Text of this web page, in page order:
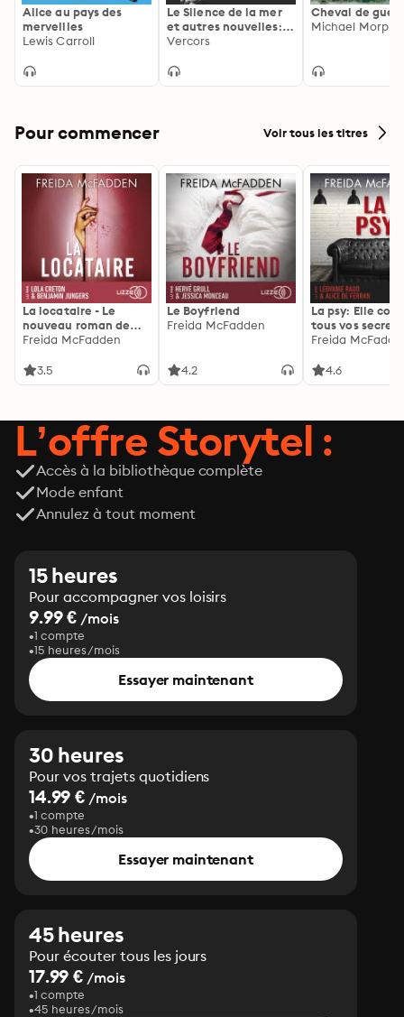
Alice au pays des
merveilles
Lewis Carroll
Le Silence de la mer
et autres nouvelles:
Suivi d'un entretien
fils de l'auteur
Vercors
Cheval de
Michael
Pour commencer Voir tous les titres
La locataire - Le
nouveau roman de
l'autrice de La femme
Freida McFadden
3.5
Le Boyfriend
Freida McFadden
4.2
La psy: Elle
tous vos
découvrez les
Freida
4.6
L’offre Storytel :
Accès à la bibliothèque complète
Mode enfant
Annulez à tout moment
15 heures
Pour accompagner vos loisirs
9.99 € /mois
1 compte
15 heures/mois
Essayer maintenant
30 heures
Pour vos trajets quotidiens
14.99 € /mois
1 compte
30 heures/mois
Essayer maintenant
45 heures
Pour écouter tous les jours
17.99 € /mois
1 compte
45 heures/mois